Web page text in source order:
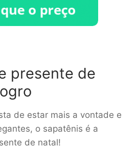
presente de
de estar mais a vontade e
o sapatênis é a
de natal!